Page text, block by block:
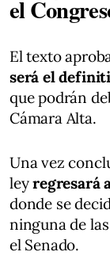
el
El texto
será el
que podrán
Cámara Alta.
Una vez
leyregresará
donde se
ninguna de
el Senado.